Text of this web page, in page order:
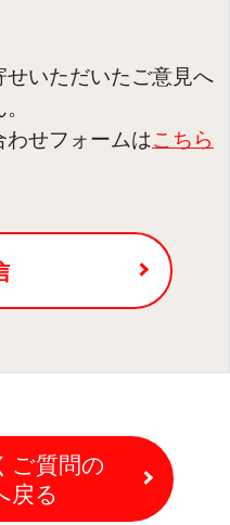
いただいたご意見へ
せフォームはこちら
ご質問の
戻る